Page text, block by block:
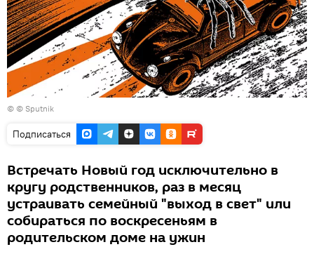
© © Sputnik
Подписаться
Встречать Новый год исключительно в
кругу родственников, раз в месяц
устраивать семейный "выход в свет" или
собираться по воскресеньям в
родительском доме на ужин